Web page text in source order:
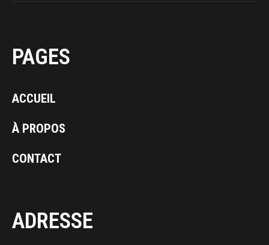
PAGES
ACCUEIL
À PROPOS
CONTACT
ADRESSE